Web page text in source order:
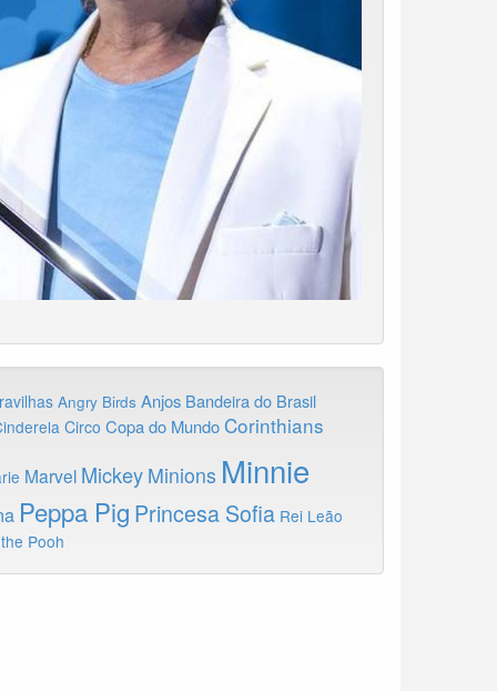
Angry Birds Anjos Bandeira do Brasil
Circo Copa do Mundo Corinthians
Marvel Mickey Minions Minnie
Peppa Pig Princesa Sofia Rei Leão
Pooh